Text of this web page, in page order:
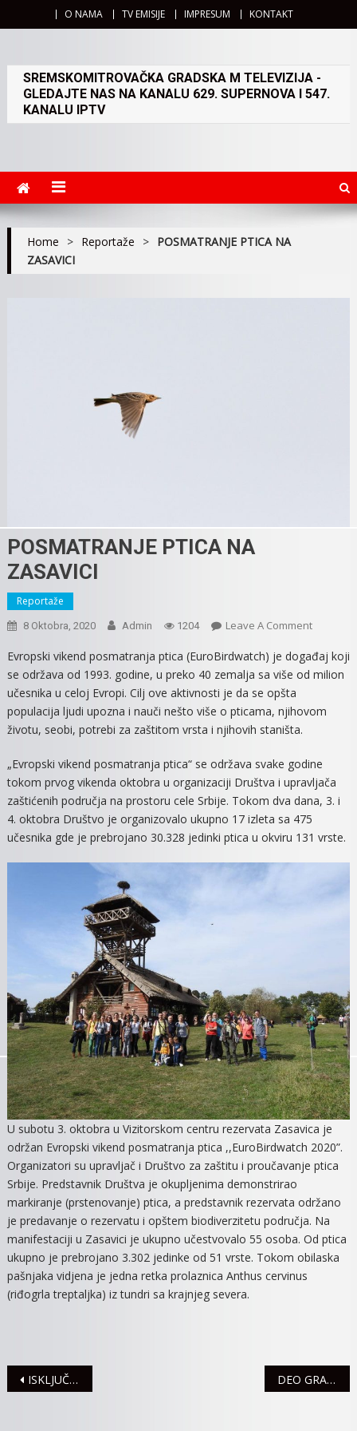
O NAMA TV EMISIJE IMPRESUM KONTAKT
SREMSKOMITROVAČKA GRADSKA M TELEVIZIJA -
GLEDAJTE NAS NA KANALU 629. SUPERNOVA I 547.
KANALU IPTV
Home > Reportaže > POSMATRANJE PTICA NA
ZASAVICI
POSMATRANJE PTICA NA
ZASAVICI
Reportaže
8 Oktobra, 2020 Admin 1204 Leave A CommentOn
PTICA
NA
Evropski vikend posmatranja ptica (EuroBirdwatch) je događaj koji
se održava od 1993. godine, u preko 40 zemalja sa više od milion
učesnika u celoj Evropi. Cilj ove aktivnosti je da se opšta
populacija ljudi upozna i nauči nešto više o pticama, njihovom
životu, seobi, potrebi za zaštitom vrsta i njihovih staništa.
„Evropski vikend posmatranja ptica“ se održava svake godine
tokom prvog vikenda oktobra u organizaciji Društva i upravljača
zaštićenih područja na prostoru cele Srbije. Tokom dva dana, 3. i
4. oktobra Društvo je organizovalo ukupno 17 izleta sa 475
učesnika gde je prebrojano 30.328 jedinki ptica u okviru 131 vrste.
U subotu 3. oktobra u Vizitorskom centru rezervata Zasavica je
održan Evropski vikend posmatranja ptica ,,EuroBirdwatch 2020”.
Organizatori su upravljač i Društvo za zaštitu i proučavanje ptica
Srbije. Predstavnik Društva je okupljenima demonstrirao
markiranje (prstenovanje) ptica, a predstavnik rezervata održano
je predavanje o rezervatu i opštem biodiverzitetu područja. Na
manifestaciji u Zasavici je ukupno učestvovalo 55 osoba. Od ptica
ukupno je prebrojano 3.302 jedinke od 51 vrste. Tokom obilaska
pašnjaka vidjena je jedna retka prolaznica Anthus cervinus
(riđogrla treptaljka) iz tundri sa krajnjeg severa.
Navigacija
ISKLJUČENJA STRUJE ZA PETAK, 9.OKTOBAR DEO GRADA I LAĆARKA 12. OKTOBRA BEZ STRUJE